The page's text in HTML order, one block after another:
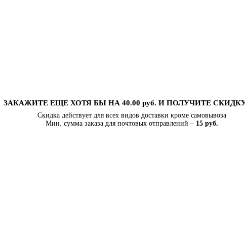
ЗАКАЖИТЕ ЕЩЕ ХОТЯ БЫ НА 40.00 руб. И ПОЛУЧИТЕ
Скидка действует для всех видов доставки кроме самовывоза
Мин. сумма заказа для почтовых отправлений – 15 руб.